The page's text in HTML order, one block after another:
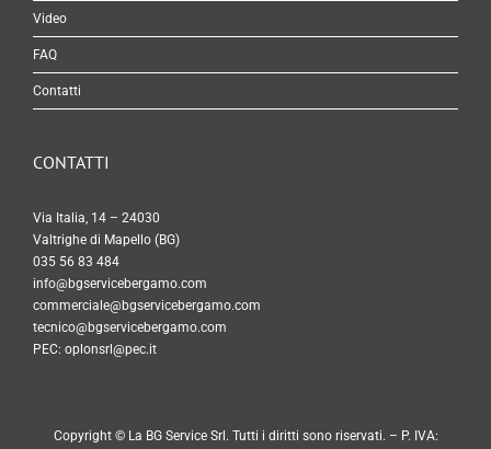
Video
FAQ
Contatti
CONTATTI
Via Italia, 14 – 24030
Valtrighe di Mapello (BG)
035 56 83 484
info@bgservicebergamo.com
commerciale@bgservicebergamo.com
tecnico@bgservicebergamo.com
PEC: oplonsrl@pec.it
Copyright © La BG Service Srl. Tutti i diritti sono riservati. – P. IVA: